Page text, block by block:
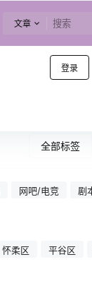
文章
登录
全部标签
网吧/电竞 剧
怀柔区 平谷区